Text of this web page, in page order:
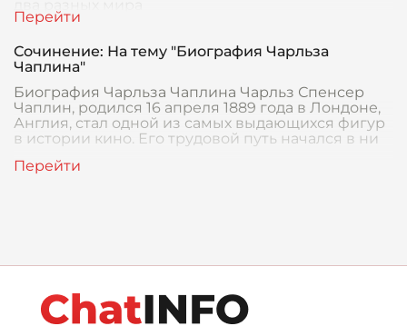
Сочинение: На тему "Биография Чарльза
Чаплина"
Биография Чарльза Чаплина Чарльз Спенсер
Чаплин, родился 16 апреля 1889 года в Лондоне,
Англия, стал одной из самых выдающихся фигур
в истории кино. Его трудовой путь начался в ни